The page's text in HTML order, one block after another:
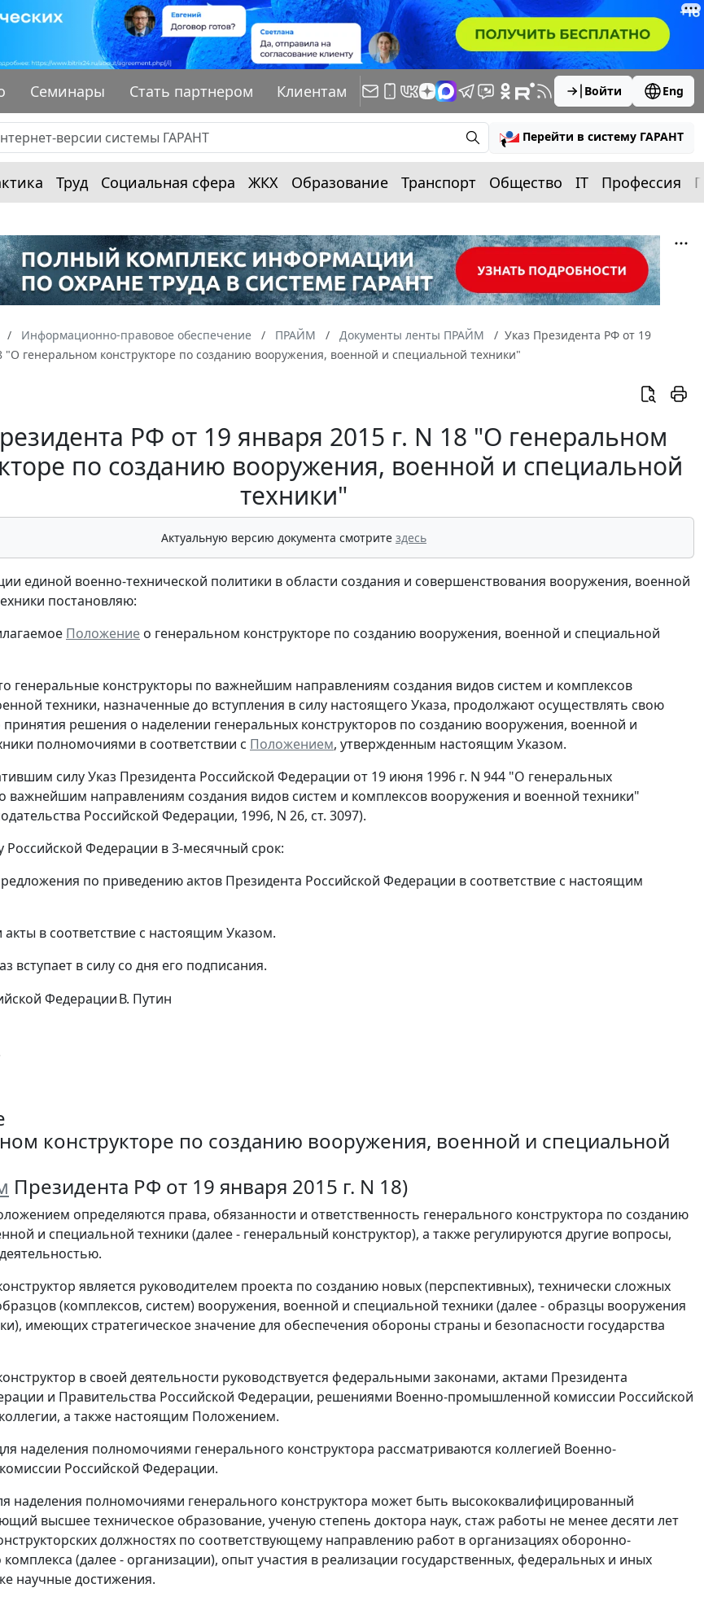
Семинары Стать партнером Клиентам Войти Eng
Перейти в систему ГАРАНТ
Труд Социальная сфера ЖКХ Образование Транспорт Общество IT Профессия
Информационно-правовое обеспечение ПРАЙМ Документы ленты ПРАЙМ
Указ Президента РФ от 19
"О генеральном конструкторе по созданию вооружения, военной и специальной техники"
РФ от 19 января 2015 г. N 18 "О генеральном
по созданию вооружения, военной и специальной
техники"
Актуальную версию документа смотрите здесь
единой военно-технической политики в области создания и совершенствования вооружения, военной
постановляю:
Положение о генеральном конструкторе по созданию вооружения, военной и специальной
генеральные конструкторы по важнейшим направлениям создания видов систем и комплексов
техники, назначенные до вступления в силу настоящего Указа, продолжают осуществлять свою
принятия решения о наделении генеральных конструкторов по созданию вооружения, военной и
полномочиями в соответствии с Положением, утвержденным настоящим Указом.
силу Указ Президента Российской Федерации от 19 июня 1996 г. N 944 "О генеральных
важнейшим направлениям создания видов систем и комплексов вооружения и военной техники"
Российской Федерации, 1996, N 26, ст. 3097).
Российской Федерации в 3-месячный срок:
по приведению актов Президента Российской Федерации в соответствие с настоящим
акты в соответствие с настоящим Указом.
вступает в силу со дня его подписания.
ФедерацииВ. Путин
конструкторе по созданию вооружения, военной и специальной
Президента РФ от 19 января 2015 г. N 18)
определяются права, обязанности и ответственность генерального конструктора по созданию
и специальной техники (далее - генеральный конструктор), а также регулируются другие вопросы,
является руководителем проекта по созданию новых (перспективных), технически сложных
(комплексов, систем) вооружения, военной и специальной техники (далее - образцы вооружения
имеющих стратегическое значение для обеспечения обороны страны и безопасности государства
в своей деятельности руководствуется федеральными законами, актами Президента
и Правительства Российской Федерации, решениями Военно-промышленной комиссии Российской
а также настоящим Положением.
наделения полномочиями генерального конструктора рассматриваются коллегией Военно-
Российской Федерации.
наделения полномочиями генерального конструктора может быть высококвалифицированный
высшее техническое образование, ученую степень доктора наук, стаж работы не менее десяти лет
должностях по соответствующему направлению работ в организациях оборонно-
(далее - организации), опыт участия в реализации государственных, федеральных и иных
научные достижения.